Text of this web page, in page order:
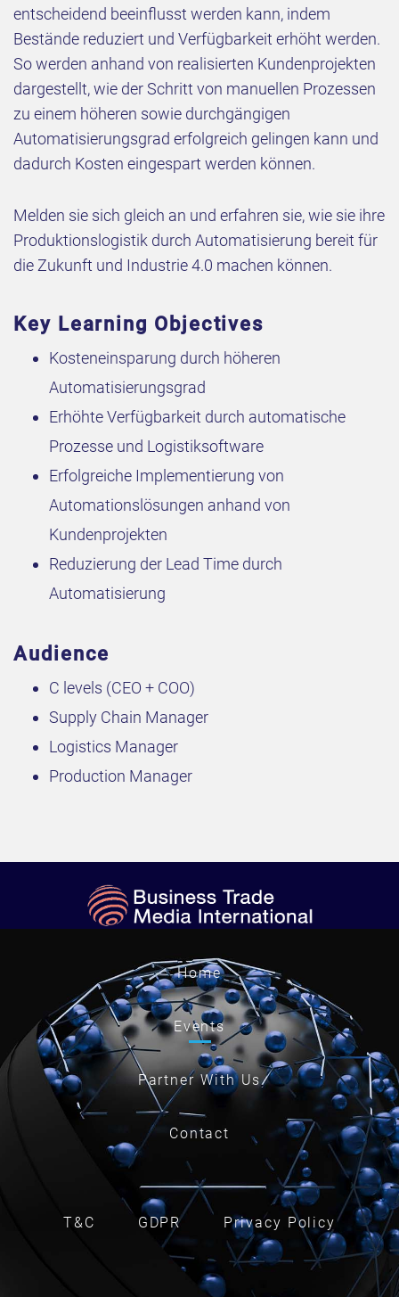
entscheidend beeinflusst werden kann, indem
Bestände reduziert und Verfügbarkeit erhöht werden.
So werden anhand von realisierten Kundenprojekten
dargestellt, wie der Schritt von manuellen Prozessen
zu einem höheren sowie durchgängigen
Automatisierungsgrad erfolgreich gelingen kann und
dadurch Kosten eingespart werden können.
Melden sie sich gleich an und erfahren sie, wie sie ihre
Produktionslogistik durch Automatisierung bereit für
die Zukunft und Industrie 4.0 machen können.
Key Learning Objectives
Kosteneinsparung durch höheren
Automatisierungsgrad
Erhöhte Verfügbarkeit durch automatische
Prozesse und Logistiksoftware
Erfolgreiche Implementierung von
Automationslösungen anhand von
Kundenprojekten
Reduzierung der Lead Time durch
Automatisierung
Audience
C levels (CEO + COO)
Supply Chain Manager
Logistics Manager
Production Manager
Home
Events
Partner With Us
Contact
T&C GDPR Privacy Policy